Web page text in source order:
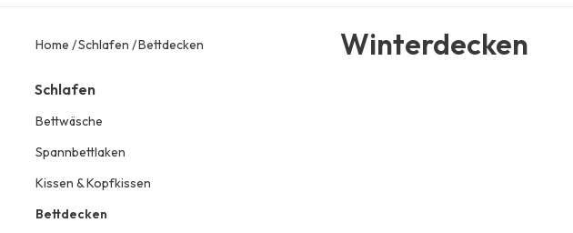
Home Schlafen Bettdecken
Schlafen
Bettwäsche
Spannbettlaken
Kissen & Kopfkissen
Bettdecken
Winterdecken